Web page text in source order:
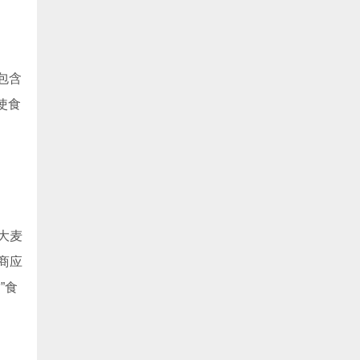
含
食
麦
应
食